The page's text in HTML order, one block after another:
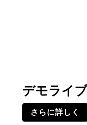
デモライ
さらに詳しく